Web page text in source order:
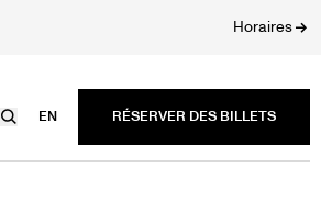
Horaires
EN